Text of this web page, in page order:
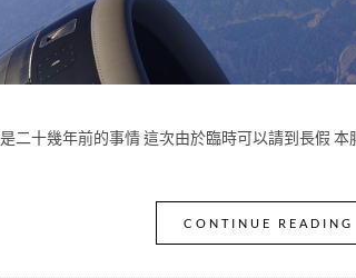
二十幾年前的事情 這次由於臨時可以請到長假
CONTINUE READING